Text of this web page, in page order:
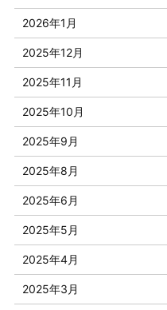
2026年1月
2025年12月
2025年11月
2025年10月
2025年9月
2025年8月
2025年6月
2025年5月
2025年4月
2025年3月